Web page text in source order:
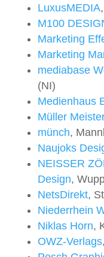
LuxusMEDIA
M100
Marketing
Marketing
mediabase
(NI)
Medienhaus
Müller
münch,
Naujoks
NEISSER
Design,
NetsDirekt,
Niederrhein
Niklas Horn,
OWZ-Verlags